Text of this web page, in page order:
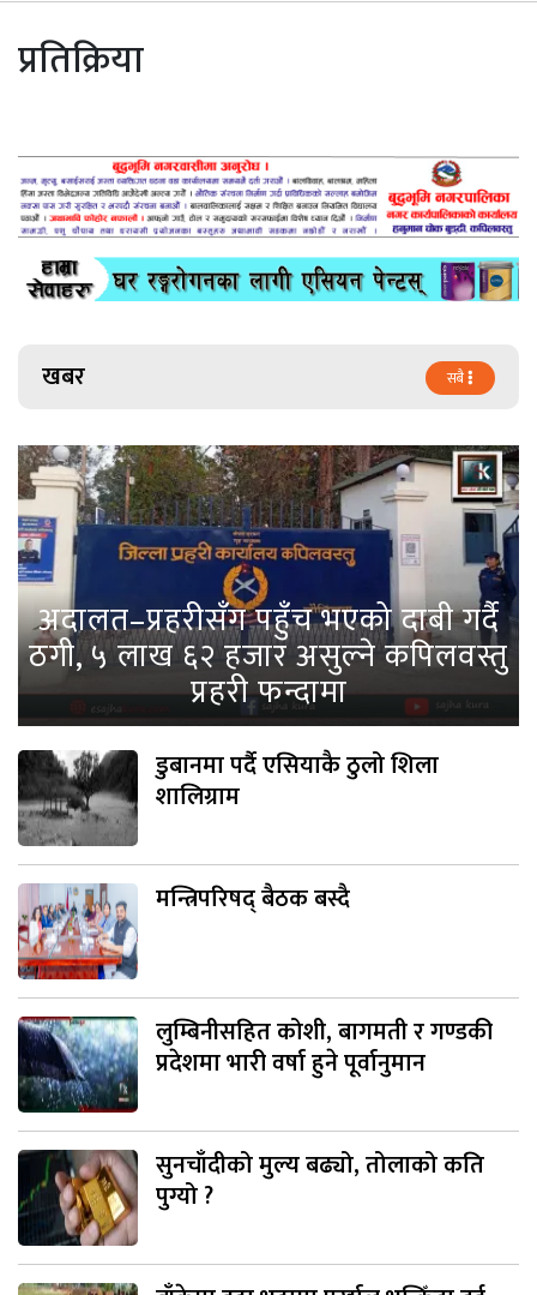
प्रतिक्रिया
खबर सबै
अदालत–प्रहरीसँग पहुँच भएको दाबी गर्दै
ठगी, ५ लाख ६२ हजार असुल्ने कपिलवस्तु
प्रहरी फन्दामा
डुबानमा पर्दै एसियाकै ठुलो शिला
शालिग्राम
मन्त्रिपरिषद् बैठक बस्दै
लुम्बिनीसहित कोशी, बागमती र गण्डकी
प्रदेशमा भारी वर्षा हुने पूर्वानुमान
सुनचाँदीको मुल्य बढ्यो, तोलाको कति
पुग्यो ?